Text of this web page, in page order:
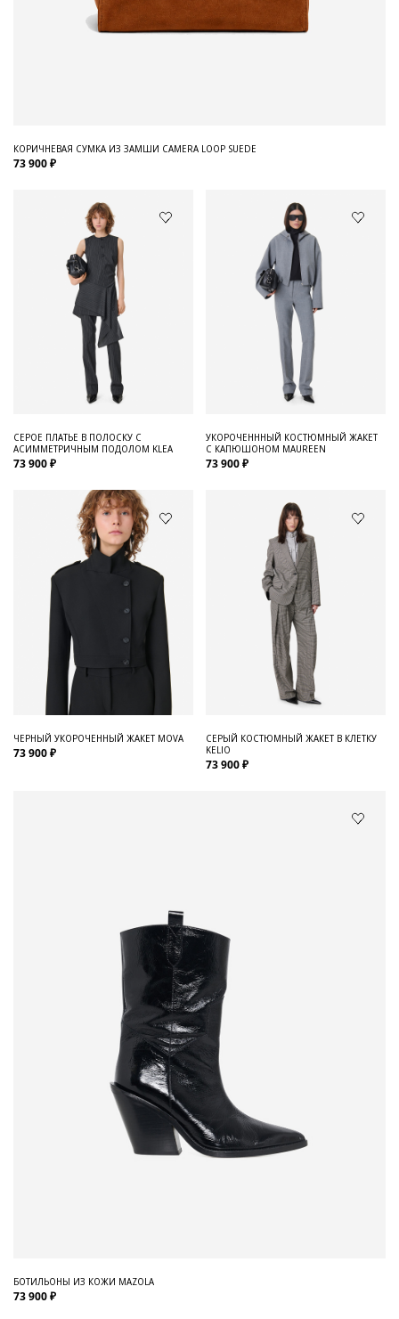
КОРИЧНЕВАЯ СУМКА ИЗ ЗАМШИ CAMERA LOOP SUEDE
73 900 ₽
СЕРОЕ ПЛАТЬЕ В ПОЛОСКУ С
АСИММЕТРИЧНЫМ ПОДОЛОМ KLEA
73 900 ₽
УКОРОЧЕНННЫЙ КОСТЮМНЫЙ ЖАКЕТ
С КАПЮШОНОМ MAUREEN
73 900 ₽
ЧЕРНЫЙ УКОРОЧЕННЫЙ ЖАКЕТ MOVA
73 900 ₽
СЕРЫЙ КОСТЮМНЫЙ ЖАКЕТ В КЛЕТКУ
KELIO
73 900 ₽
БОТИЛЬОНЫ ИЗ КОЖИ MAZOLA
73 900 ₽